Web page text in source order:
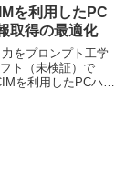
生成工程におい
を利用したPC
取得の最適化
をプロンプト工学
ト（未検証）で
を利用したPCハー